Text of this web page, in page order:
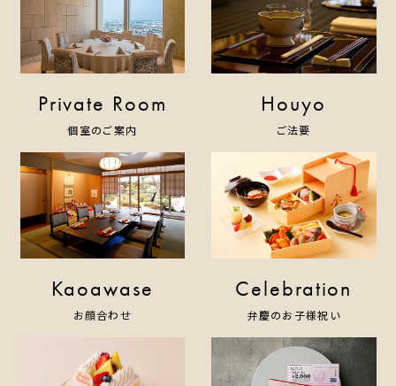
HOME
ホテルのコンセプト
宿泊
レストラン＆バー
宴会・会議・パーティー
お問い合わせ
Private Room
個室のご案内
Houyo
ご法要
Kaoawase
お顔合わせ
Celebration
弁慶のお子様祝い